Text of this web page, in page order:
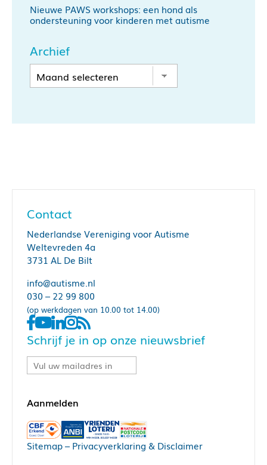
Nieuwe PAWS workshops: een hond als
ondersteuning voor kinderen met autisme
Archief
Contact
Nederlandse Vereniging voor Autisme
Weltevreden 4a
3731 AL De Bilt
info@autisme.nl
030 – 22 99 800
(op werkdagen van 10.00 tot 14.00)
Schrijf je in op onze nieuwsbrief
Sitemap– Privacyverklaring & Disclaimer